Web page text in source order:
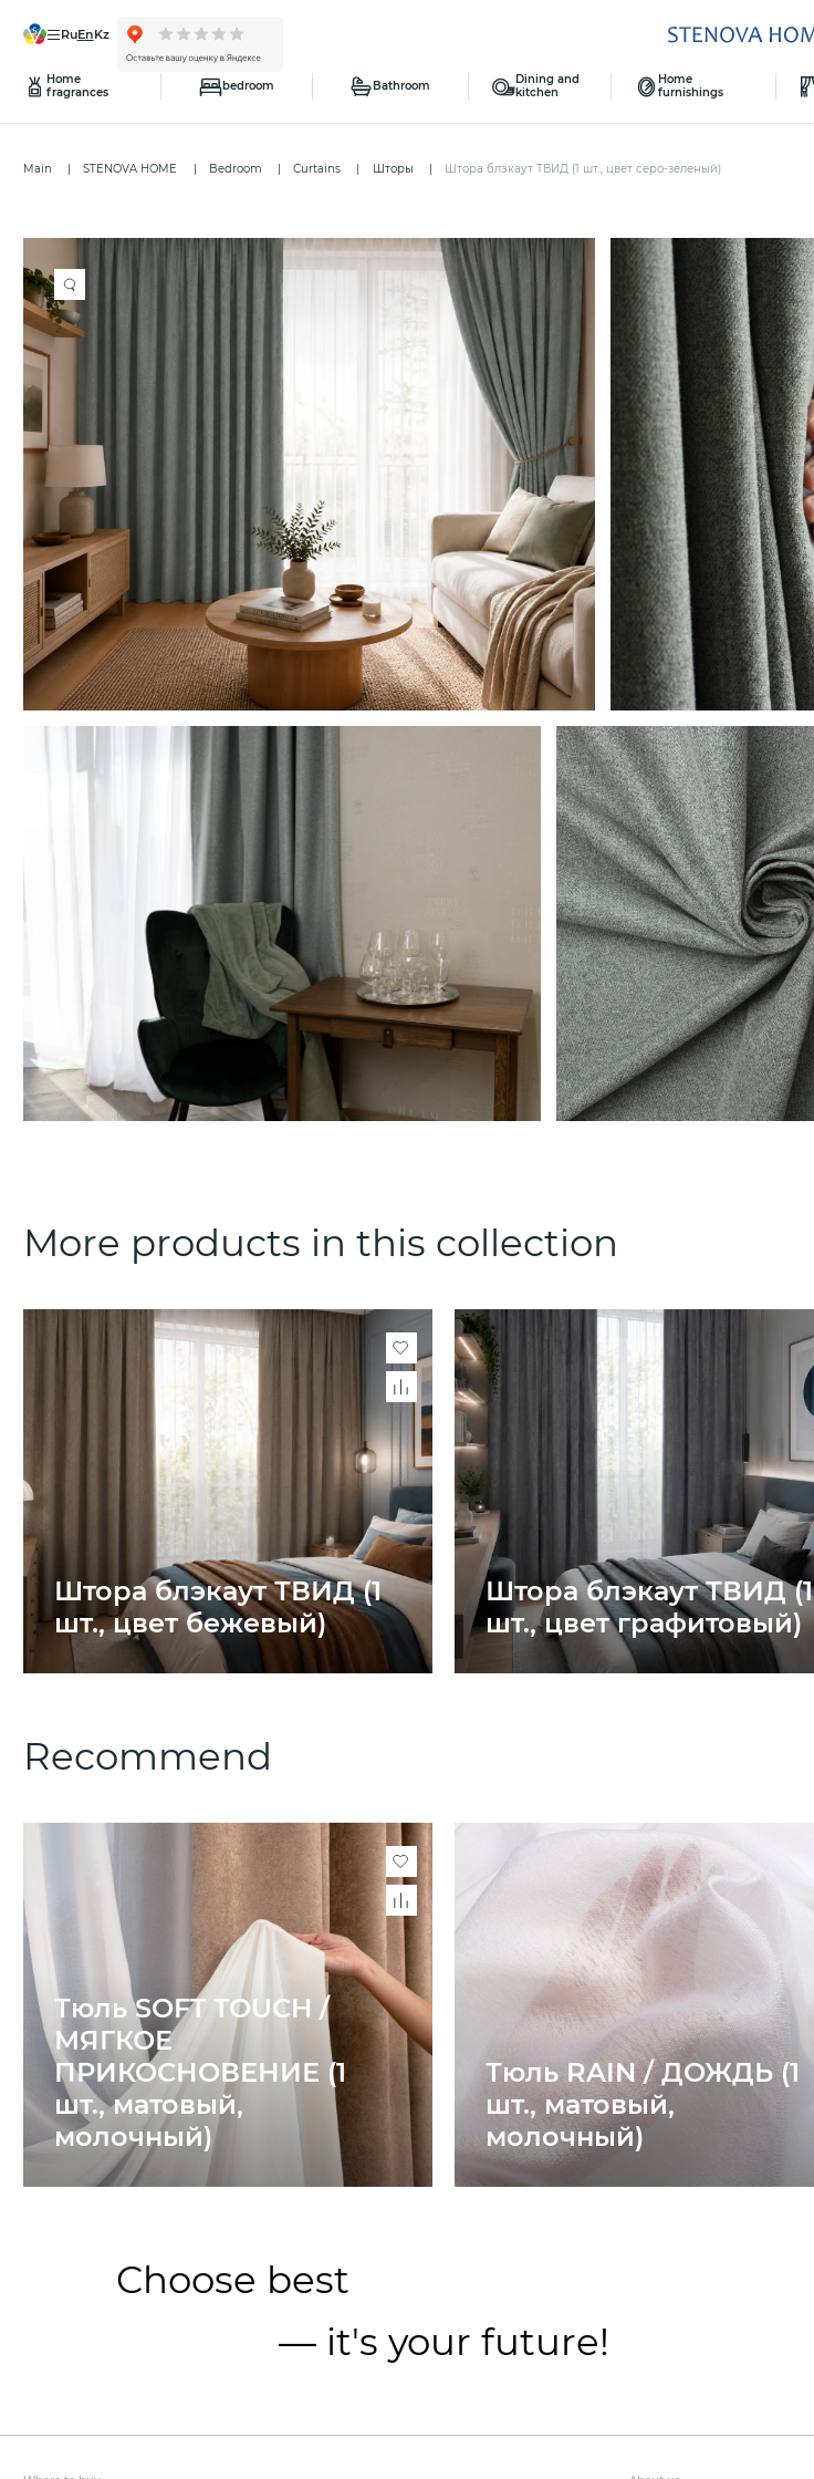
ru en kz
Home
fragrances
bedroom Bathroom
Dining and
kitchen
Home
furnishings
Main STENOVA HOME Bedroom Curtains Шторы Штора блэкаут ТВИД (1 шт., цвет серо-зеленый)
More products in this collection
Штора блэкаут ТВИД (1
шт., цвет бежевый)
Штора блэкаут ТВИД (1
шт., цвет графитовый)
Recommend
Тюль SOFT TOUCH /
МЯГКОЕ
ПРИКОСНОВЕНИЕ (1
шт., матовый,
молочный)
Тюль RAIN / ДОЖДЬ (1
шт., матовый,
молочный)
Choose best
— it's your future!